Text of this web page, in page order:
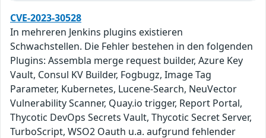
CVE-2023-30528
In mehreren Jenkins plugins existieren
Schwachstellen. Die Fehler bestehen in den folgenden
Plugins: Assembla merge request builder, Azure Key
Vault, Consul KV Builder, Fogbugz, Image Tag
Parameter, Kubernetes, Lucene-Search, NeuVector
Vulnerability Scanner, Quay.io trigger, Report Portal,
Thycotic DevOps Secrets Vault, Thycotic Secret Server,
TurboScript, WSO2 Oauth u.a. aufgrund fehlender